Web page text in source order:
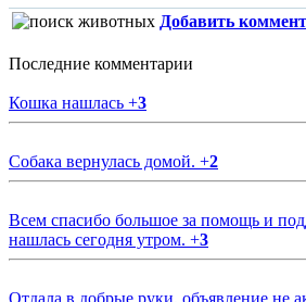
Добавить
Последние комментарии
Кошка нашлась +3
Собака вернулась домой. +2
Всем спасибо большое за помощь и
нашлась сегодня утром. +3